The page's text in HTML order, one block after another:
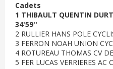
Cadets
1 THIBAULT QUENTIN
34'59''
2 RULLIER HANS POLE
3 FERRON NOAH UNION
4 ROTUREAU THOMAS CV
5 FER LUCAS VERRIERES AC